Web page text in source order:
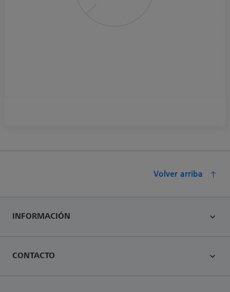
Volver arriba
INFORMACIÓN
CONTACTO